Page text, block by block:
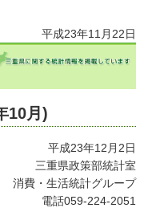
平成23年11月22日
10月)
平成23年12月2日
三重県政策部統計室
消費・生活統計グループ
電話059-224-2051